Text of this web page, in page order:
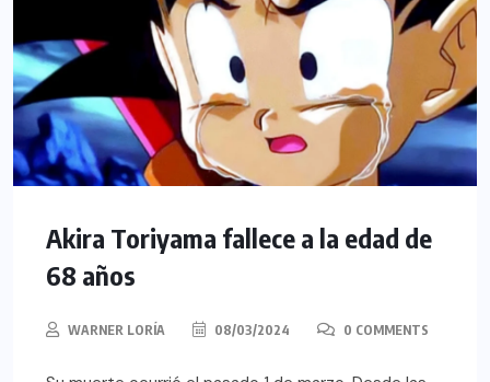
Akira Toriyama fallece a la edad de
68 años
WARNER LORÍA 08/03/2024 0 COMMENTS